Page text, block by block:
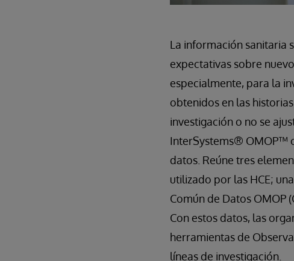
La información sanitaria
expectativas sobre
especialmente, para la
obtenidos en las
investigación o no se
InterSystems® OMOP™
datos. Reúne tres
utilizado por las HCE;
Común de Datos OMOP
Con estos datos, las
herramientas de
líneas de investigación.